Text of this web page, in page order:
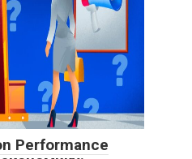
Performance